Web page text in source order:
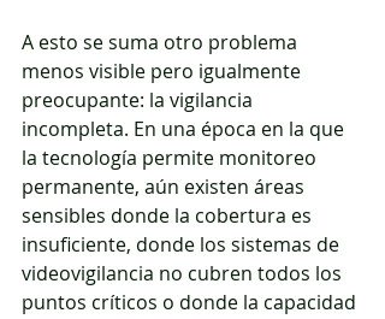
A esto se suma otro problema
menos visible pero igualmente
preocupante: la vigilancia
incompleta. En una época en la que
la tecnología permite monitoreo
permanente, aún existen áreas
sensibles donde la cobertura es
insuficiente, donde los sistemas de
videovigilancia no cubren todos los
puntos críticos o donde la capacidad